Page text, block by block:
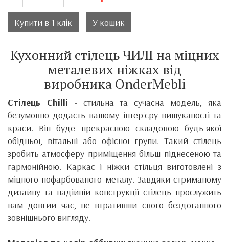
Купити в 1 клік У кошик
Кухонний стілець ЧИЛІ на міцних
металевих ніжках від
виробника OnderMebli
Стілець Chilli - стильна та сучасна модель, яка
безумовно додасть вашому інтер'єру вишуканості та
краси. Вінбуде прекрасною складовою будь-якої
обідньої, вітальні або офісної групи. Такий стілець
зробить атмосферу приміщення більш піднесеною та
гармонійною. Каркас і ніжки стільця виготовлені з
міцного пофарбованого металу. Завдяки стриманому
дизайну та надійній конструкції стілець прослужить
вам довгий час, не втративши свого бездоганного
зовнішнього вигляду.